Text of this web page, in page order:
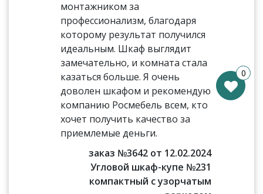
монтажником за
профессионализм, благодаря
которому результат получился
идеальным. Шкаф выглядит
замечательно, и комната стала
казаться больше. Я очень
доволен шкафом и рекомендую
компанию Росмебель всем, кто
хочет получить качество за
приемлемые деньги.
заказ №3642 от 12.02.2024
Угловой шкаф-купе №231
компактный с узорчатым
0